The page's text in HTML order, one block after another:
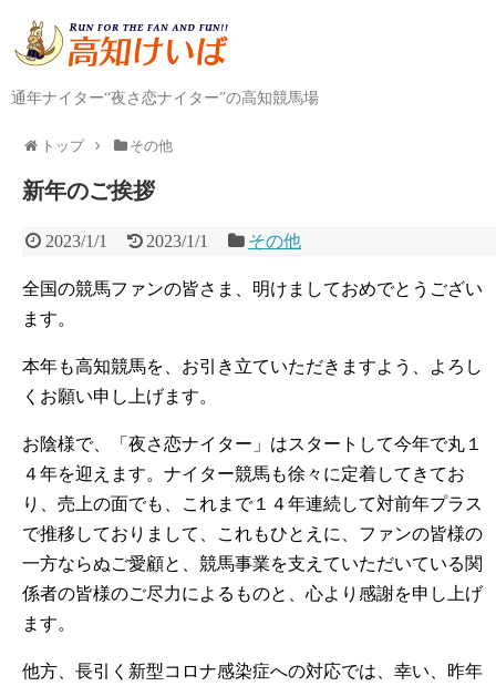
通年ナイター“夜さ恋ナイター”の高知競馬場
トップ その他
新年のご挨拶
2023/1/1 2023/1/1 その他
全国の競馬ファンの皆さま、明けましておめでとうござい
ます。
本年も高知競馬を、お引き立ていただきますよう、よろし
くお願い申し上げます。
お陰様で、「夜さ恋ナイター」はスタートして今年で丸１
４年を迎えます。ナイター競馬も徐々に定着してきてお
り、売上の面でも、これまで１４年連続して対前年プラス
で推移しておりまして、これもひとえに、ファンの皆様の
一方ならぬご愛顧と、競馬事業を支えていただいている関
係者の皆様のご尽力によるものと、心より感謝を申し上げ
ます。
他方、長引く新型コロナ感染症への対応では、幸い、昨年